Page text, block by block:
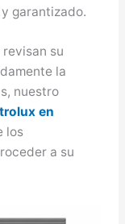
garantizado.
su
la
nuestro
en
los
a su